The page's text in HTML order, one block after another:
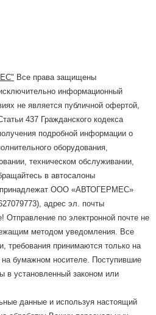
Все права защищены
информационный
не является публичной офертой,
437 Гражданского кодекса
подробной информации о
оборудования,
техническом обслуживании,
в автосалоны
ООО «АВТОГЕРМЕС»
адрес эл. почты
Отправление по электронной почте не
методом уведомления. Все
требования принимаются только на
бумажном носителе. Поступившие
в установленный законом или
данные и используя настоящий